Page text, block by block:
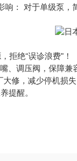
： 对于单级泵
拒绝“误诊浪费"！
、调压阀，保障兼
修，减少停机损失
提醒。